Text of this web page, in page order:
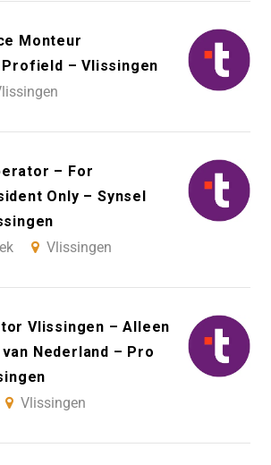
Monteur
– Vlissingen
– For
Only – Synsel
Vlissingen
Vlissingen – Alleen
Nederland – Pro
Vlissingen